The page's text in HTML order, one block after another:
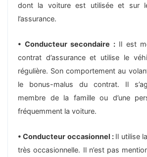
dont la voiture est utilisée et sur
l’assurance.
• Conducteur secondaire :Il est
contrat d’assurance et utilise le
régulière. Son comportement au
le bonus-malus du contrat. Il
membre de la famille ou d’une
fréquemment la voiture.
•Conducteur occasionnel : Il utilise
très occasionnelle. Il n’est pas